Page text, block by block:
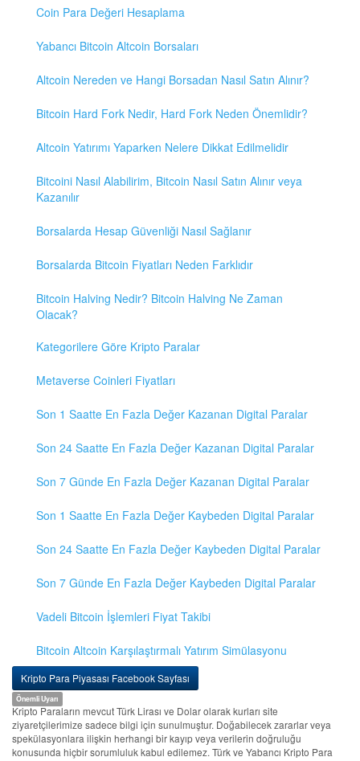
Coin Para Değeri Hesaplama
Yabancı Bitcoin Altcoin Borsaları
Altcoin Nereden ve Hangi Borsadan Nasıl Satın Alınır?
Bitcoin Hard Fork Nedir, Hard Fork Neden Önemlidir?
Altcoin Yatırımı Yaparken Nelere Dikkat Edilmelidir
Bitcoini Nasıl Alabilirim, Bitcoin Nasıl Satın Alınır veya
Kazanılır
Borsalarda Hesap Güvenliği Nasıl Sağlanır
Borsalarda Bitcoin Fiyatları Neden Farklıdır
Bitcoin Halving Nedir? Bitcoin Halving Ne Zaman
Olacak?
Kategorilere Göre Kripto Paralar
Metaverse Coinleri Fiyatları
Son 1 Saatte En Fazla Değer Kazanan Digital Paralar
Son 24 Saatte En Fazla Değer Kazanan Digital Paralar
Son 7 Günde En Fazla Değer Kazanan Digital Paralar
Son 1 Saatte En Fazla Değer Kaybeden Digital Paralar
Son 24 Saatte En Fazla Değer Kaybeden Digital Paralar
Son 7 Günde En Fazla Değer Kaybeden Digital Paralar
Vadeli Bitcoin İşlemleri Fiyat Takibi
Bitcoin Altcoin Karşılaştırmalı Yatırım Simülasyonu
Kripto Para Piyasası Facebook Sayfası
Önemli Uyarı
Kripto Paraların mevcut Türk Lirası ve Dolar olarak kurları site
ziyaretçilerimize sadece bilgi için sunulmuştur. Doğabilecek zararlar veya
spekülasyonlara ilişkin herhangi bir kayıp veya verilerin doğruluğu
konusunda hiçbir sorumluluk kabul edilemez. Türk ve Yabancı Kripto Para